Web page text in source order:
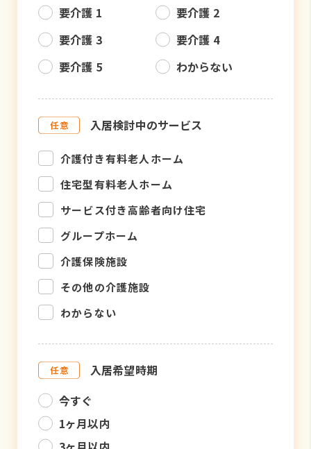
要介護 1
要介護 2
要介護 3
要介護 4
要介護 5
わからない
入居検討中のサービス
介護付き有料老人ホーム
住宅型有料老人ホーム
サービス付き高齢者向け住宅
グループホーム
介護保険施設
その他の介護施設
わからない
入居希望時期
今すぐ
1ヶ月以内